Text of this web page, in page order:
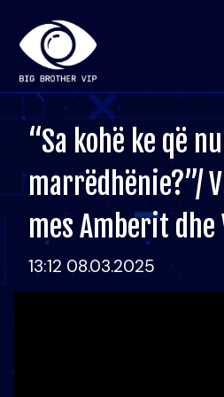
“Sa kohë ke që
marrëdhënie?”/
mes Amberit dhe
13:12 08.03.2025